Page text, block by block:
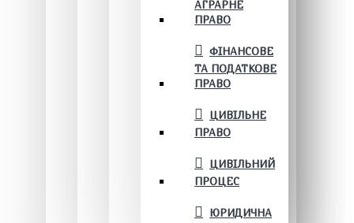
АГРАРНЕ
ПРАВО
ФІНАНСОВЕ
ТА ПОДАТКОВЕ
ПРАВО
ЦИВІЛЬНЕ
ПРАВО
ЦИВІЛЬНИЙ
ПРОЦЕС
ЮРИДИЧНА